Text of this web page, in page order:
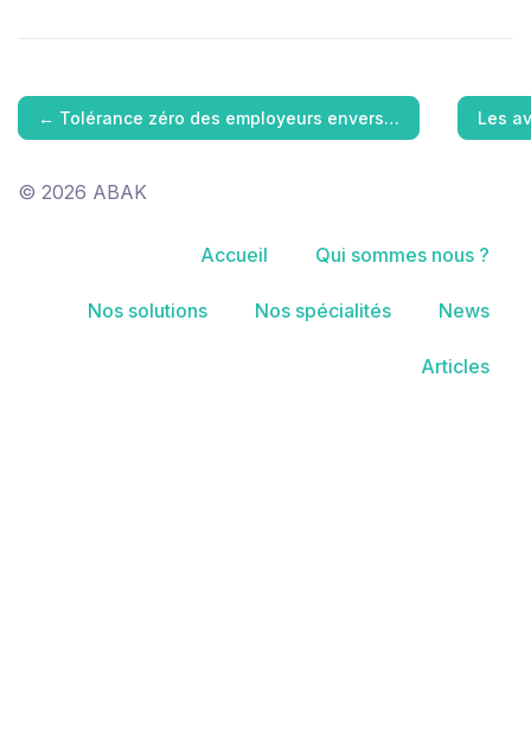
← Tolérance zéro des employeurs envers… Les
© 2026 ABAK
Accueil Qui sommes nous ?
Nos solutions Nos spécialités News
Articles